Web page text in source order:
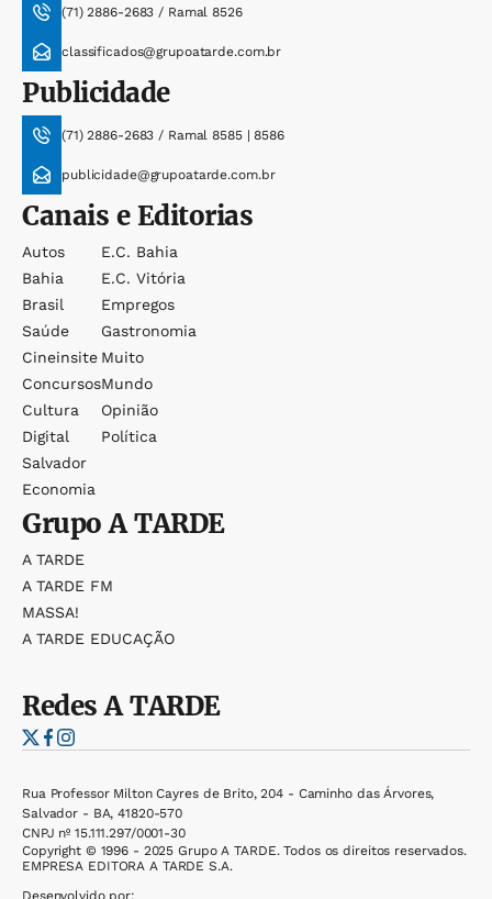
(71) 2886-2683 / Ramal 8526
classificados@grupoatarde.com.br
Publicidade
(71) 2886-2683 / Ramal 8585 | 8586
publicidade@grupoatarde.com.br
Canais e Editorias
Autos
Bahia
Brasil
Saúde
Cineinsite
Concursos
Cultura
Digital
Salvador
Economia
E.c. Bahia
E.c. Vitória
Empregos
Gastronomia
Muito
Mundo
Opinião
Política
GrupoA TARDE
A TARDE
A TARDE FM
MASSA!
A TARDE EDUCAÇÃO
RedesA TARDE
Rua Professor Milton Cayres de Brito, 204 - Caminho das Árvores,
Salvador - BA, 41820-570
CNPJ nº 15.111.297/0001-30
Copyright © 1996 - 2025 Grupo A TARDE. Todos os direitos reservados.
EMPRESA EDITORA A TARDE S.A.
Desenvolvido por: